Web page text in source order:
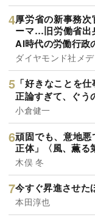
厚労省の新事務
ーマ…旧労働省出
AI時代の労働行政
ダイヤモンド社メ
「好きなことを
正論すぎて、ぐう
小倉健一
頑固でも、意地
正体」〈風、薫る
木俣 冬
今すぐ昇進させた
本田淳也